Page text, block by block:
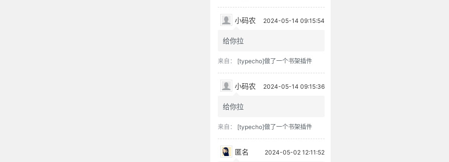
小码农 2024-05-14 09:15:54
给你拉
来自： [typecho]做了一个书架插件
小码农 2024-05-14 09:15:36
给你拉
来自： [typecho]做了一个书架插件
匿名 2024-05-02 12:11:52